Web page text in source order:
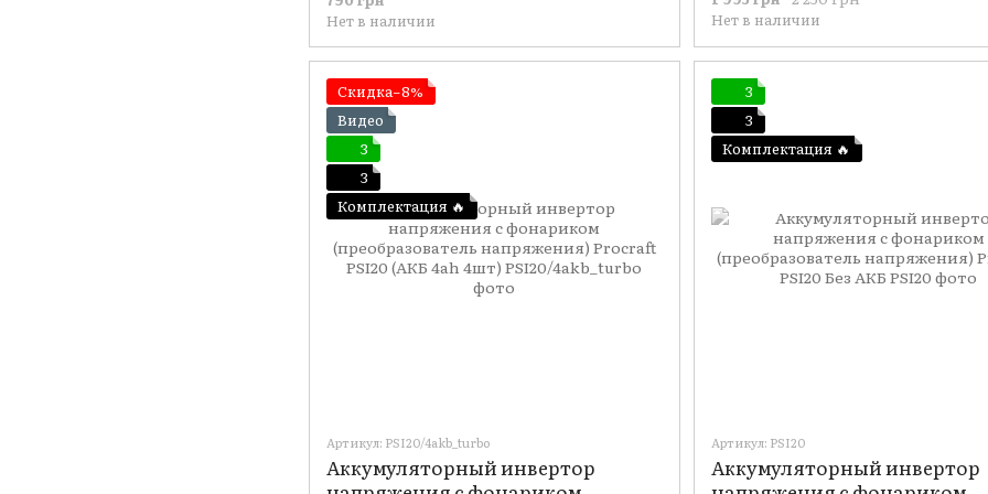
Нет в наличии
Charger20/1 (1 А)
Нет в наличии
Скидка−8%
Видео
3
3
Комплектация 🔥
Артикул: PSI20/4akb_turbo
Аккумуляторный инвертор
3
3
Комплектация 🔥
Артикул: PSI20
Аккумуляторный инвертор